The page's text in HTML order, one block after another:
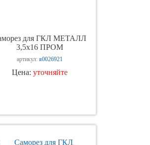
для ГКЛ МЕТАЛЛ
3,5х16 ПРОМ
артикул: я0026921
Цена: уточняйте